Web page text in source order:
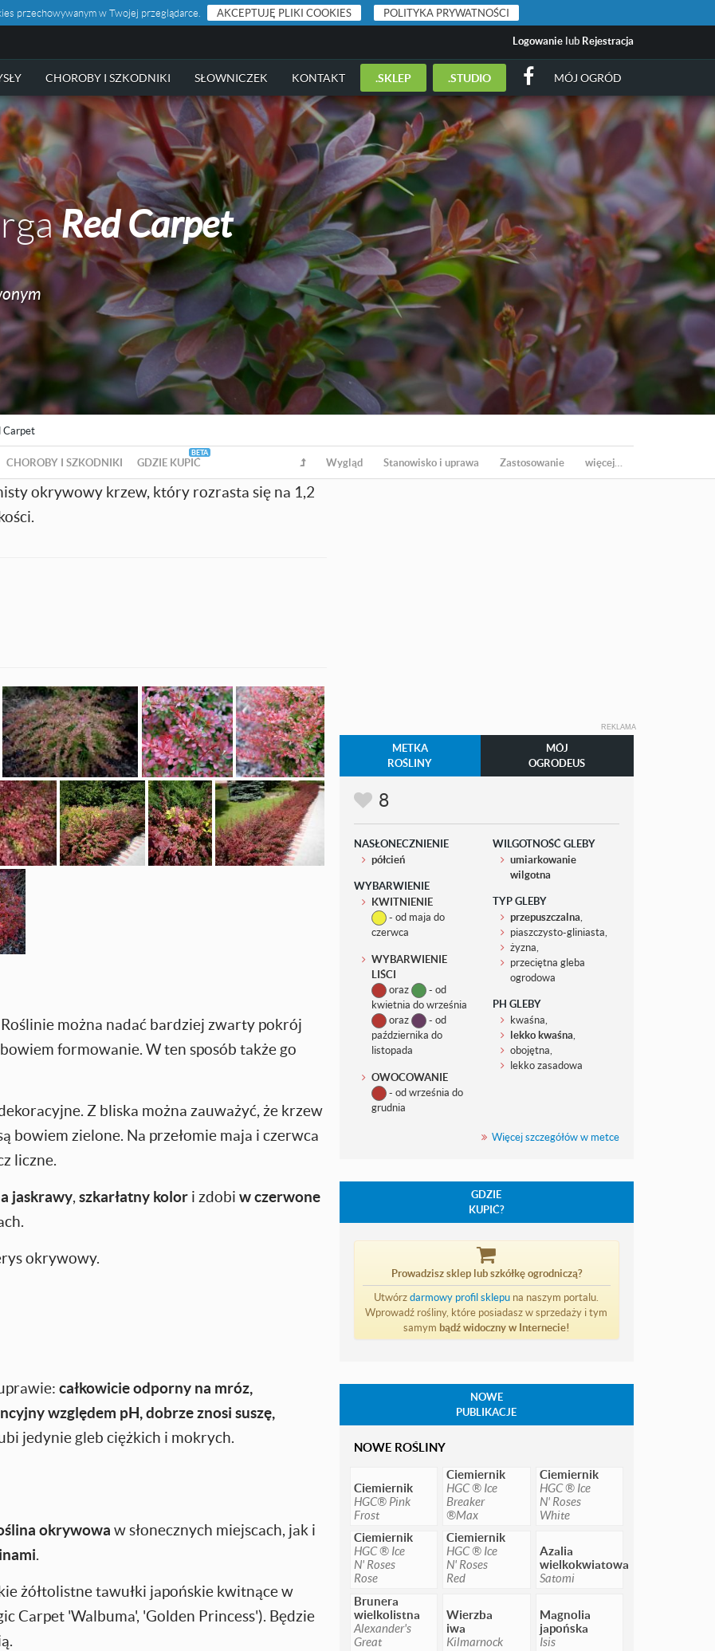
przechowywanym w Twojej przeglądarce. AKCEPTUJĘ PLIKI COOKIES POLITYKA PRYWATNOŚCI
Logowanie lub Rejestracja
CHOROBY I SZKODNIKI SŁOWNICZEK KONTAKT .SKLEP .STUDIO MÓJ OGRÓD
Red Carpet
Carpet
CHOROBY I SZKODNIKI GDZIE KUPIĆ Wygląd Stanowisko i uprawa Zastosowanie więcej…
okrywowy krzew, który rozrasta się na 1,2
Roślinie można nadać bardziej zwarty pokrój
formowanie. W ten sposób także go
Z bliska można zauważyć, że krzew
bowiem zielone. Na przełomie maja i czerwca
liczne.
jaskrawy, szkarłatny kolor i zdobi w czerwone
okrywowy.
całkowicieodporny na mróz,
względem pH, dobrze znosi suszę,
jedynie gleb ciężkich i mokrych.
okrywowa w słonecznych miejscach, jak i
.
żółtolistne tawułki japońskie kwitnące w
Carpet 'Walbuma', 'Golden Princess'). Będzie
REKLAMA
METKA
ROŚLINY
MÓJ
OGRODEUS
8
NASŁONECZNIENIE
półcień
WYBARWIENIE
KWITNIENIE
- od maja do
czerwca
WYBARWIENIE
LIŚCI
oraz
- od
kwietnia do września
oraz
- od
października do
listopada
OWOCOWANIE
- od września do
grudnia
WILGOTNOŚĆ GLEBY
umiarkowanie
wilgotna
TYP GLEBY
przepuszczalna
piaszczysto-gliniasta,
żyzna,
przeciętna gleba
ogrodowa
PH GLEBY
kwaśna,
lekko kwaśna
obojętna,
lekko zasadowa
Więcej szczegółów w metce
GDZIE
KUPIĆ?
Prowadzisz sklep lub szkółkę ogrodniczą?
Utwórzdarmowy profil sklepu na naszym portalu.
Wprowadź rośliny, które posiadasz w sprzedaży i tym
samym bądź widoczny w Internecie!
NOWE
PUBLIKACJE
NOWE ROŚLINY
Ciemiernik
HGC® Pink
Frost
Ciemiernik
HGC ® Ice
Breaker
®Max
Ciemiernik
HGC ® Ice
N' Roses
White
Ciemiernik
HGC ® Ice
N' Roses
Rose
Ciemiernik
HGC ® Ice
N' Roses
Red
Azalia
wielkokwiatowa
Satomi
Brunera
wielkolistna
Alexander's
Great
Wierzba
iwa
Kilmarnock
Magnolia
japońska
Isis